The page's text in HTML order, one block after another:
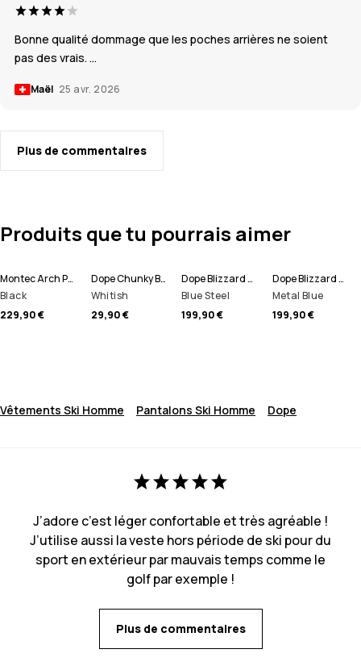
Bonne qualité dommage que les poches arrières ne soient
pas des vrais. …
Maël 25 avr. 2026
Plus de commentaires
Produits que tu pourrais aimer
Montec Arch Pantalon de Ski Homme
Black
229,90 €
Dope Chunky Bonnet
Whitish
29,90 €
Dope Blizzard Full Zip Veste Snowboard Homme
Blue Steel
199,90 €
Dope Blizzard Full Zip Veste de Ski Homme
Metal Blue
199,90 €
Vêtements Ski Homme Pantalons Ski Homme Dope
J’adore c’est léger confortable et très agréable !
J’utilise aussi la veste hors période de ski pour du
sport en extérieur par mauvais temps comme le
golf par exemple !
Plus de commentaires